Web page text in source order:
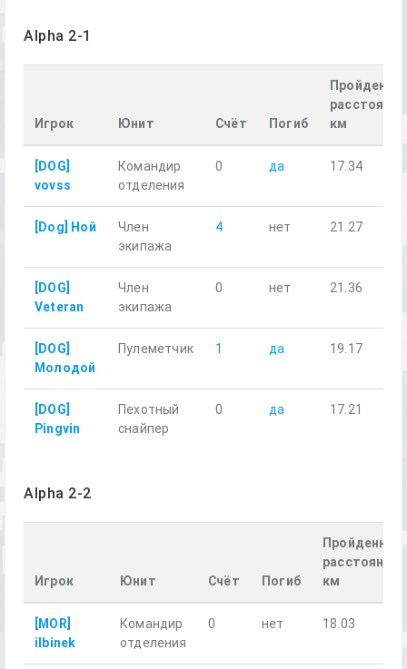
Alpha 2-1
Игрок Юнит Счёт Погиб
км
[DOG]
vovss
Командир
отделения
0 да 17.34
[Dog] Ной
Член
экипажа
4 нет 21.27
[DOG]
Veteran
Член
экипажа
0 нет 21.36
[DOG]
Молодой
Пулеметчик 1 да 19.17
[DOG]
Pingvin
Пехотный
снайпер
0 да 17.21
Alpha 2-2
Игрок Юнит Счёт Погиб
Пройденное
расстояние,
км
[MOR]
ilbinek
Командир
отделения
0 нет 18.03